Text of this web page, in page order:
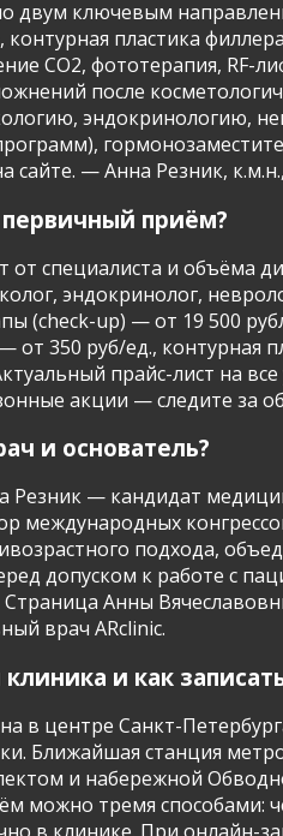
двум ключевым
контурная пластика
CO2, фототерапия, RF-
после
эндокринологию,
сайте. — Анна Резник,
приём?
от специалиста и объёма
эндокринолог,
(check-up) — от 19 500
от 350 руб/ед., контурная
прайс-лист на
акции — следите за
и основатель?
Резник — кандидат
международных
подхода,
допуском к работе с
Страница Анны
врач ARclinic.
и как
в центре Санкт-
Ближайшая станция
и набережной
можно тремя способами:
в клинике. При онлайн-